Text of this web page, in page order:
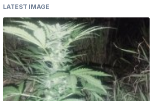
LATEST IMAGE